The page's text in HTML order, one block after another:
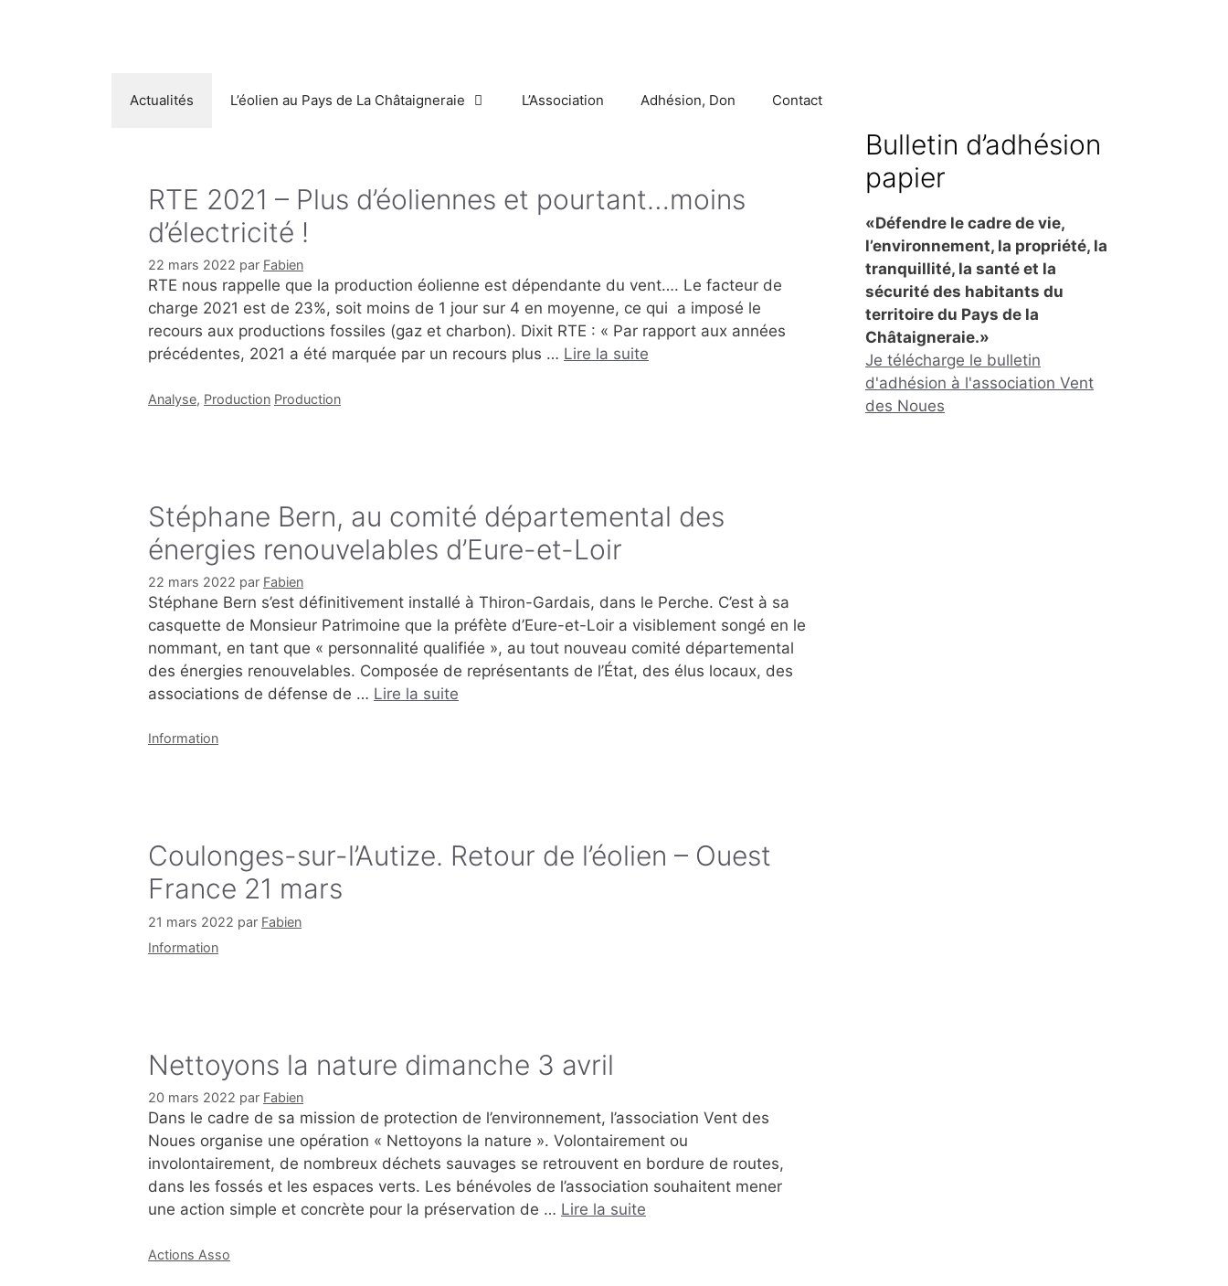
Actualités L’éolien au Pays de La Châtaigneraie L’Association Adhésion, Don Contact
RTE 2021 – Plus d’éoliennes et pourtant…moins
d’électricité !
22 mars 2022 par Fabien
RTE nous rappelle que la production éolienne est dépendante du vent…. Le facteur de
charge 2021 est de 23%, soit moins de 1 jour sur 4 en moyenne, ce qui a imposé le
recours aux productions fossiles (gaz et charbon). Dixit RTE : « Par rapport aux années
précédentes, 2021 a été marquée par un recours plus … Lire la suite
Catégories
Analyse, Production Étiquettes
Production
Stéphane Bern, au comité départemental des
énergies renouvelables d’Eure-et-Loir
22 mars 2022 par Fabien
Stéphane Bern s’est définitivement installé à Thiron-Gardais, dans le Perche. C’est à sa
casquette de Monsieur Patrimoine que la préfète d’Eure-et-Loir a visiblement songé en le
nommant, en tant que « personnalité qualifiée », au tout nouveau comité départemental
des énergies renouvelables. Composée de représentants de l’État, des élus locaux, des
associations de défense de … Lire la suite
Catégories
Information
Coulonges-sur-l’Autize. Retour de l’éolien – Ouest
France 21 mars
21 mars 2022 par Fabien
Catégories
Information
Nettoyons la nature dimanche 3 avril
20 mars 2022 par Fabien
Dans le cadre de sa mission de protection de l’environnement, l’association Vent des
Noues organise une opération « Nettoyons la nature ». Volontairement ou
involontairement, de nombreux déchets sauvages se retrouvent en bordure de routes,
dans les fossés et les espaces verts. Les bénévoles de l’association souhaitent mener
une action simple et concrète pour la préservation de … Lire la suite
Catégories
Actions Asso
Bulletin d’adhésion
papier
«Défendre le cadre de vie,
l’environnement, la propriété, la
tranquillité, la santé et la
sécurité des habitants du
territoire du Pays de la
Châtaigneraie.»
Je télécharge le bulletin
d'adhésion à l'association Vent
des Noues